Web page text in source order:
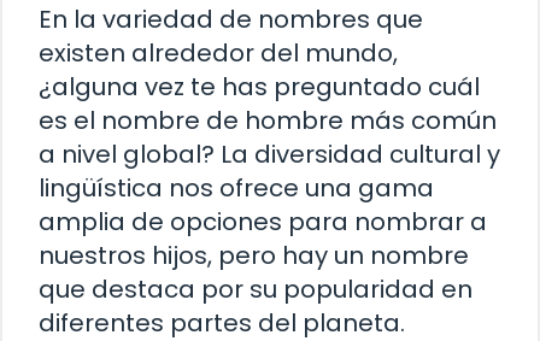
En la variedad de nombres que
existen alrededor del mundo,
¿alguna vez te has preguntado cuál
es el nombre de hombre más común
a nivel global? La diversidad cultural y
lingüística nos ofrece una gama
amplia de opciones para nombrar a
nuestros hijos, pero hay un nombre
que destaca por su popularidad en
diferentes partes del planeta.